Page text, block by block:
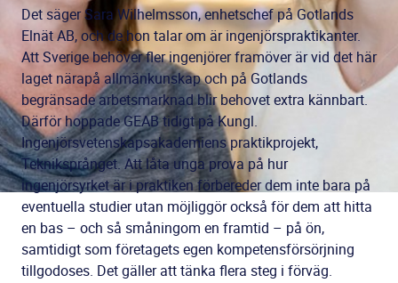
Det säger Sara Wilhelmsson, enhetschef på Gotlands
Elnät AB, och de hon talar om är ingenjörspraktikanter.
Att Sverige behöver fler ingenjörer framöver är vid det här
laget närapå allmänkunskap och på Gotlands
begränsade arbetsmarknad blir behovet extra kännbart.
Därför hoppade GEAB tidigt på Kungl.
Ingenjörsvetenskapsakademiens praktikprojekt,
Tekniksprånget. Att låta unga prova på hur
ingenjörsyrket är i praktiken förbereder dem inte bara på
eventuella studier utan möjliggör också för dem att hitta
en bas – och så småningom en framtid – på ön,
samtidigt som företagets egen kompetensförsörjning
tillgodoses. Det gäller att tänka flera steg i förväg.